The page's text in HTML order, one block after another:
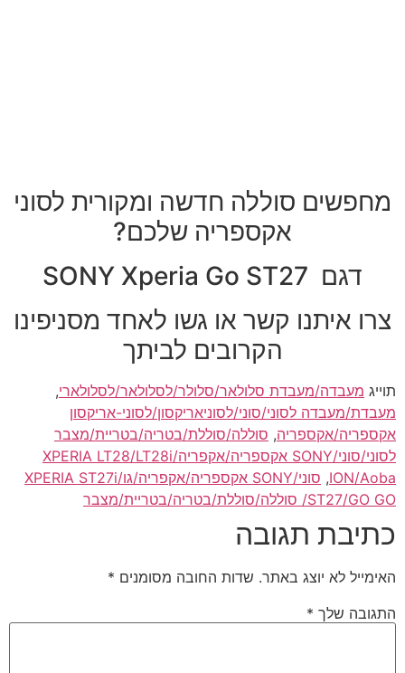
מחפשים סוללה חדשה ומקורית לסוני
אקספריה שלכם?
דגם SONY Xperia Go ST27
צרו איתנו קשר או גשו לאחד מסניפינו
הקרובים לביתך
תוייג מעבדה/מעבדת סלולאר/סלולר/לסלולאר/לסלולארי,
מעבדת/מעבדה לסוני/סוני/לסוניאריקסון/לסוני-אריקסון
אקספריה/אקספריה, סוללה/סוללת/בטריה/בטריית/מצבר
לסוני/סוני/SONY אקספריה/אקפריה/XPERIA LT28/LT28i
ION/Aoba
,
סוני/SONY אקספריה/אקפריה/גו/XPERIA ST27i
/ST27/GO GO סוללה/סוללת/בטריה/בטריית/מצבר
כתיבת תגובה
האימייל לא יוצג באתר. שדות החובה מסומנים *
התגובה שלך *